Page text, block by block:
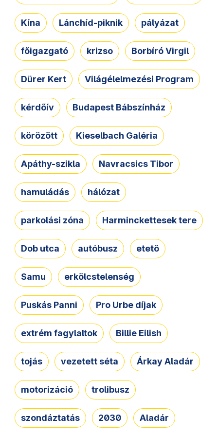
Kína Lánchíd-piknik pályázat
főigazgató krizso Borbíró Virgil
Dürer Kert Világélelmezési Program
kérdőív Budapest Bábszínház
körözött Kieselbach Galéria
Apáthy-szikla Navracsics Tibor
hamuládás hálózat
parkolási zóna Harminckettesek tere
Dob utca autóbusz etető
Samu erkölcstelenség
Puskás Panni Pro Urbe díjak
extrém fagylaltok Billie Eilish
tojás vezetett séta Árkay Aladár
motorizáció trolibusz
szondáztatás 2030 Aladár